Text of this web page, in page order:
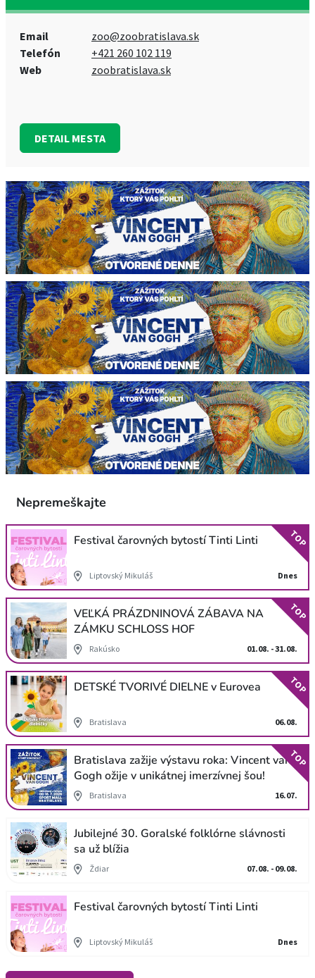
Email
zoo@zoobratislava.sk
Telefón
+421 260 102 119
Web
zoobratislava.sk
DETAIL MESTA
Nepremeškajte
Festival čarovných bytostí Tinti Linti
Liptovský Mikuláš Dnes
TOP
VEĽKÁ PRÁZDNINOVÁ ZÁBAVA NA
ZÁMKU SCHLOSS HOF
Rakúsko 01.08. - 31.08.
TOP
DETSKÉ TVORIVÉ DIELNE v Eurovea
Bratislava 06.08.
TOP
Bratislava zažije výstavu roka: Vincent van
Gogh ožije v unikátnej imerzívnej šou!
Bratislava 16.07.
TOP
Jubilejné 30. Goralské folklórne slávnosti
sa už blížia
Ždiar 07.08. - 09.08.
Festival čarovných bytostí Tinti Linti
Liptovský Mikuláš Dnes